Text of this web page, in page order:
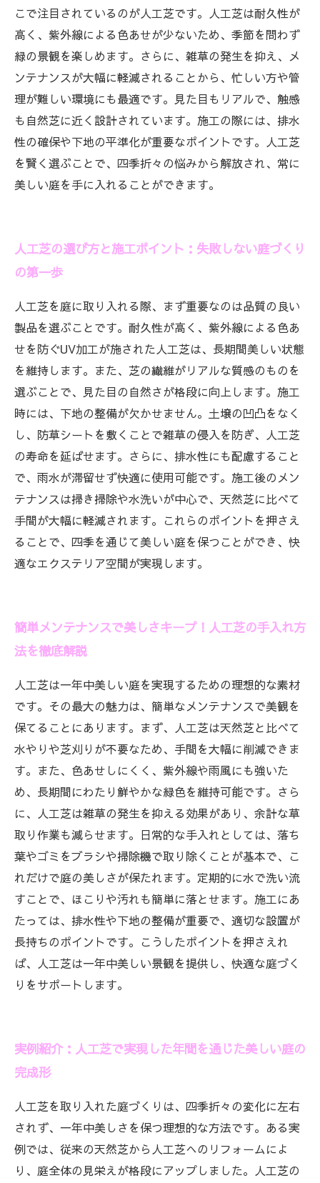
こで注目されているのが人工芝です。人工芝は耐久性が
高く、紫外線による色あせが少ないため、季節を問わず
緑の景観を楽しめます。さらに、雑草の発生を抑え、メ
ンテナンスが大幅に軽減されることから、忙しい方や管
理が難しい環境にも最適です。見た目もリアルで、触感
も自然芝に近く設計されています。施工の際には、排水
性の確保や下地の平準化が重要なポイントです。人工芝
を賢く選ぶことで、四季折々の悩みから解放され、常に
美しい庭を手に入れることができます。
人工芝の選び方と施工ポイント：失敗しない庭づくり
の第一歩
人工芝を庭に取り入れる際、まず重要なのは品質の良い
製品を選ぶことです。耐久性が高く、紫外線による色あ
せを防ぐUV加工が施された人工芝は、長期間美しい状態
を維持します。また、芝の繊維がリアルな質感のものを
選ぶことで、見た目の自然さが格段に向上します。施工
時には、下地の整備が欠かせません。土壌の凹凸をなく
し、防草シートを敷くことで雑草の侵入を防ぎ、人工芝
の寿命を延ばせます。さらに、排水性にも配慮すること
で、雨水が滞留せず快適に使用可能です。施工後のメン
テナンスは掃き掃除や水洗いが中心で、天然芝に比べて
手間が大幅に軽減されます。これらのポイントを押さえ
ることで、四季を通じて美しい庭を保つことができ、快
適なエクステリア空間が実現します。
簡単メンテナンスで美しさキープ！人工芝の手入れ方
法を徹底解説
人工芝は一年中美しい庭を実現するための理想的な素材
です。その最大の魅力は、簡単なメンテナンスで美観を
保てることにあります。まず、人工芝は天然芝と比べて
水やりや芝刈りが不要なため、手間を大幅に削減できま
す。また、色あせしにくく、紫外線や雨風にも強いた
め、長期間にわたり鮮やかな緑色を維持可能です。さら
に、人工芝は雑草の発生を抑える効果があり、余計な草
取り作業も減らせます。日常的な手入れとしては、落ち
葉やゴミをブラシや掃除機で取り除くことが基本で、こ
れだけで庭の美しさが保たれます。定期的に水で洗い流
すことで、ほこりや汚れも簡単に落とせます。施工にあ
たっては、排水性や下地の整備が重要で、適切な設置が
長持ちのポイントです。こうしたポイントを押さえれ
ば、人工芝は一年中美しい景観を提供し、快適な庭づく
りをサポートします。
実例紹介：人工芝で実現した年間を通じた美しい庭の
完成形
人工芝を取り入れた庭づくりは、四季折々の変化に左右
されず、一年中美しさを保つ理想的な方法です。ある実
例では、従来の天然芝から人工芝へのリフォームによ
り、庭全体の見栄えが格段にアップしました。人工芝の